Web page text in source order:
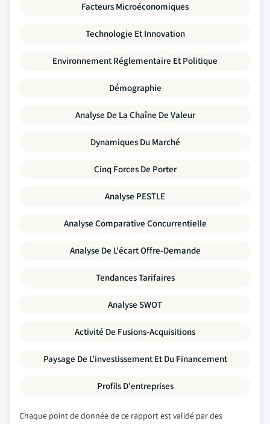
Facteurs Microéconomiques
Technologie Et Innovation
Environnement Réglementaire Et Politique
Démographie
Analyse De La Chaîne De Valeur
Dynamiques Du Marché
Cinq Forces De Porter
Analyse PESTLE
Analyse Comparative Concurrentielle
Analyse De L'écart Offre-Demande
Tendances Tarifaires
Analyse SWOT
Activité De Fusions-Acquisitions
Paysage De L'investissement Et Du Financement
Profils D'entreprises
Chaque point de donnée de ce rapport est validé par des